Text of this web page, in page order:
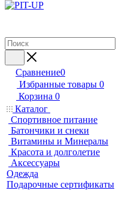
Сравнение0
Избранные товары 0
Корзина 0
Каталог
Спортивное питание
Батончики и снеки
Витамины и Минералы
Красота и долголетие
Аксессуары
Одежда
Подарочные сертификаты